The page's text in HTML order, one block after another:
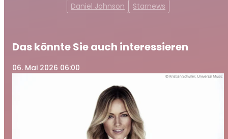
Daniel Johnson Starnews
Das könnte Sie auch interessieren
06. Mai 2026 06:00